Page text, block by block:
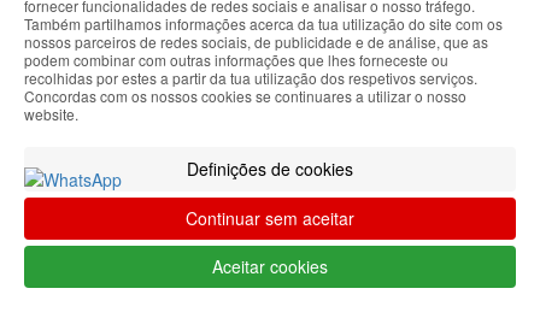
Báltico
Articulaciones
y
Bienestar
Diario
Circulación
y
Piernas
fornecer funcionalidades de redes sociais e analisar o nosso tráfego.
Também partilhamos informações acerca da tua utilização do site com os
nossos parceiros de redes sociais, de publicidade e de análise, que as
podem combinar com outras informações que lhes forneceste ou
recolhidas por estes a partir da tua utilização dos respetivos serviços.
Concordas com os nossos cookies se continuares a utilizar o nosso
website.
Definições de cookies
Continuar sem aceitar
Aceitar cookies